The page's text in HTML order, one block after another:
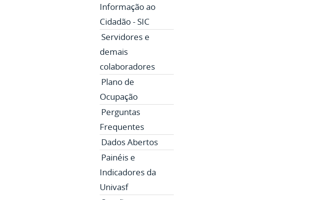
Informação ao
Cidadão - SIC
Servidores e
demais
colaboradores
Plano de
Ocupação
Perguntas
Frequentes
Dados Abertos
Painéis e
Indicadores da
Univasf